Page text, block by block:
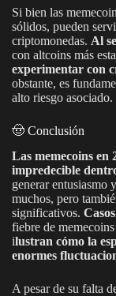
Si bien las
sólidos, pueden
criptomonedas. Al
con altcoins más
experimentar con
obstante, es
alto riesgo asociado.
🤠 Conclusión
Las memecoins en
impredecible
generar entusiasmo
muchos, pero
significativos.
fiebre de
ilustran cómo la
enormes
A pesar de su falta